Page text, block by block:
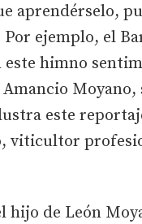
aprendérselo,
ejemplo, el
este himno
este
viticultor
hijo de León